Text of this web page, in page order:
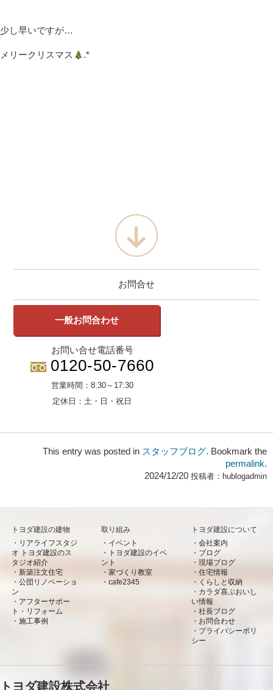
少し早いですが…
メリークリスマス .*
お問合せ
一般お問合わせ
お問い合せ電話番号
0120-50-7660
営業時間： 8:30～17:30
定休日：土・日・祝日
This entry was posted in スタッフブログ. Bookmark the
permalink.
2024/12/20 投稿者： hublogadmin
トヨダ建設の建物
リアライフスタジ
オ トヨダ建設のス
タジオ紹介
新築注文住宅
公団リノベーショ
ン
アフターサポー
ト・リフォーム
施工事例
取り組み
イベント
トヨダ建設のイベ
ント
家づくり教室
cafe2345
トヨダ建設について
会社案内
ブログ
現場ブログ
住宅情報
くらしと収納
カラダ喜ぶおいし
い情報
社長ブログ
お問合わせ
プライバシーポリ
シー
トヨダ建設株式会社